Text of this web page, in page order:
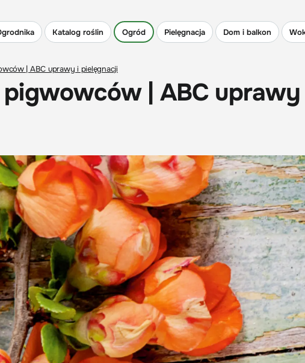
Katalog roślin Ogród Pielęgnacja Dom i balkon
| ABC uprawy i pielęgnacji
pigwowców | ABC